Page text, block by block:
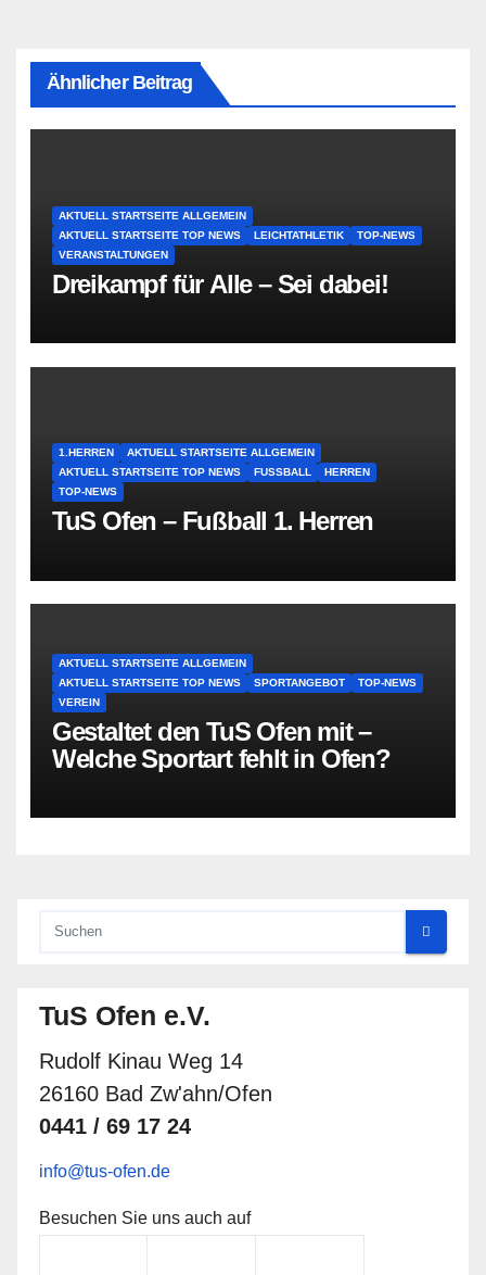
Ähnlicher Beitrag
AKTUELL STARTSEITE ALLGEMEIN
AKTUELL STARTSEITE TOP NEWS
LEICHTATHLETIK
TOP-NEWS
VERANSTALTUNGEN
Dreikampf für Alle – Sei dabei!
1.HERREN
AKTUELL STARTSEITE ALLGEMEIN
AKTUELL STARTSEITE TOP NEWS
FUSSBALL
HERREN
TOP-NEWS
TuS Ofen – Fußball 1. Herren
AKTUELL STARTSEITE ALLGEMEIN
AKTUELL STARTSEITE TOP NEWS
SPORTANGEBOT
TOP-NEWS
VEREIN
Gestaltet den TuS Ofen mit –
Welche Sportart fehlt in Ofen?
TuS Ofen e.V.
Rudolf Kinau Weg 14
26160 Bad Zw'ahn/Ofen
0441 / 69 17 24
info@tus-ofen.de
Besuchen Sie uns auch auf